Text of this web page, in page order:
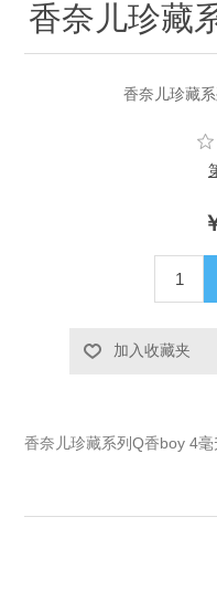
香奈儿珍藏
香奈儿珍藏
加入收藏夹
香奈儿珍藏系列Q香boy 4毫